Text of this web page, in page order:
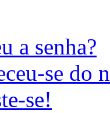
a senha?
se do
se!